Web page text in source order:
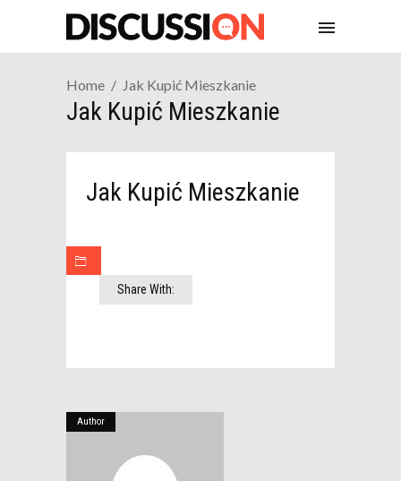
Home Jak Kupić Mieszkanie
Jak Kupić Mieszkanie
Jak Kupić Mieszkanie
Share With:
Author